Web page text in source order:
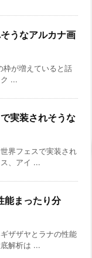
うなアルカナ画
が増えていると話
...
実装されそうな
界フェスで実装され
、アイ ...
能まったり分
ザザヤとラナの性能
解析は ...